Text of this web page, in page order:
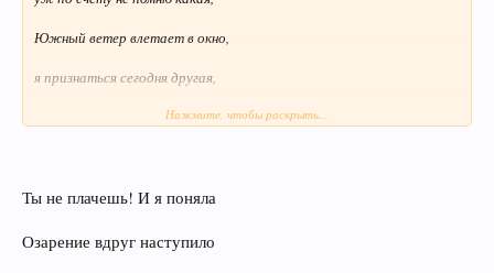
Южный ветер влетает в окно,
я признаться сегодня другая,
И лечу я навстречу судьбе
Будешь плакать как я ,ты во сне
понапрасну меня ожидая.............
Нажмите, чтобы раскрыть...
Ты не плачешь! И я поняла
Озарение вдруг наступило